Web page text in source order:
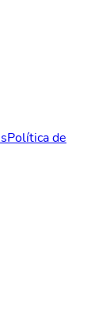
Política de